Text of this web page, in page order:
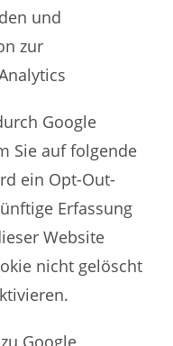
und
zur
Google
Sie auf folgende
ein Opt-Out-
Erfassung
Website
nicht gelöscht
Google